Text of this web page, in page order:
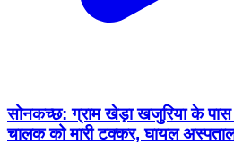
सोनकच्छ: ग्राम खेड़ा खजुरिया के पास
चालक को मारी टक्कर, घायल अस्पताल